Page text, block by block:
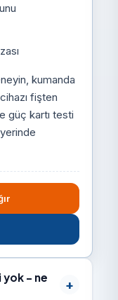
kumanda
fişten
güç kartı testi
– ne